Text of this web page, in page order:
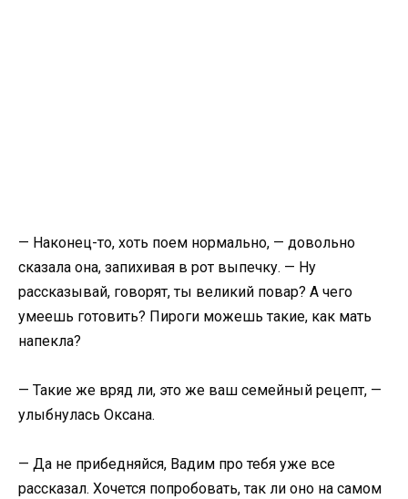
— Наконец-то, хоть поем нормально, — довольно
сказала она, запихивая в рот выпечку. — Ну
рассказывай, говорят, ты великий повар? А чего
умеешь готовить? Пироги можешь такие, как мать
напекла?
— Такие же вряд ли, это же ваш семейный рецепт, —
улыбнулась Оксана.
— Да не прибедняйся, Вадим про тебя уже все
рассказал. Хочется попробовать, так ли оно на самом